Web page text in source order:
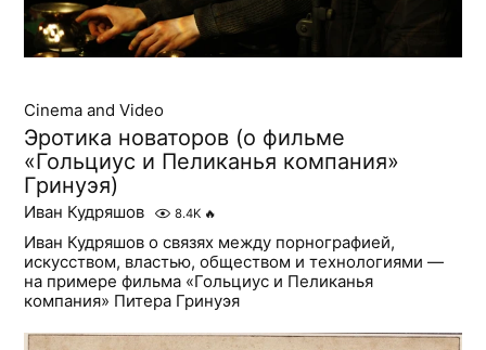
Cinema and Video
Эротика новаторов (о фильме
«Гольциус и Пеликанья компания»
Гринуэя)
Иван Кудряшов 8.4K 🔥
Иван Кудряшов о связях между порнографией,
искусством, властью, обществом и технологиями —
на примере фильма «Гольциус и Пеликанья
компания» Питера Гринуэя